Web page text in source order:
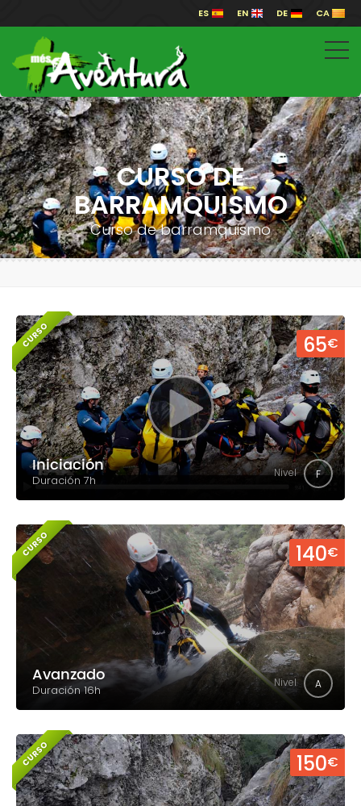
ES EN DE CA
CURSO DE
BARRAMQUISMO
Curso de barramquismo
CURSO 65€
Iniciación
Duración 7h
Nivel F
CURSO 140€
Avanzado
Duración 16h
Nivel A
CURSO 150€